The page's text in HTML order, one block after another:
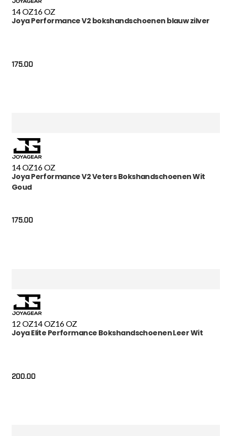
14 OZ16 OZ
Joya Performance V2 bokshandschoenen blauw zilver
175.00
14 OZ16 OZ
Joya Performance V2 Veters Bokshandschoenen Wit
Goud
175.00
12 OZ14 OZ16 OZ
Joya Elite Performance Bokshandschoenen Leer Wit
200.00